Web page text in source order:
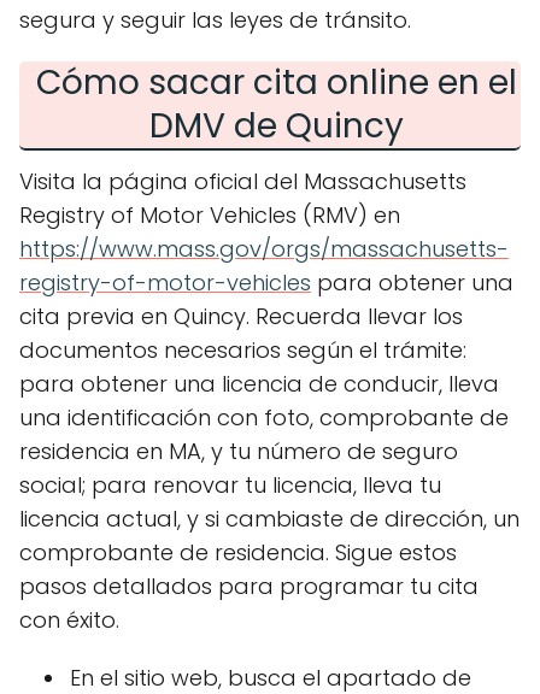
segura y seguir las leyes de tránsito.
Cómo sacar cita online en el
DMV de Quincy
Visita la página oficial del Massachusetts
Registry of Motor Vehicles (RMV) en
https://www.mass.gov/orgs/massachusetts-
registry-of-motor-vehicles para obtener una
cita previa en Quincy. Recuerda llevar los
documentos necesarios según el trámite:
para obtener una licencia de conducir, lleva
una identificación con foto, comprobante de
residencia en MA, y tu número de seguro
social; para renovar tu licencia, lleva tu
licencia actual, y si cambiaste de dirección, un
comprobante de residencia. Sigue estos
pasos detallados para programar tu cita
con éxito.
En el sitio web, busca el apartado de